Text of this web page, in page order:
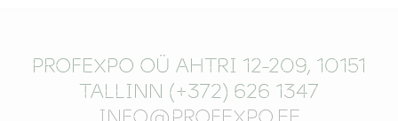
PROFEXPO OÜ AHTRI 12-209, 10151
TALLINN (+372) 626 1347